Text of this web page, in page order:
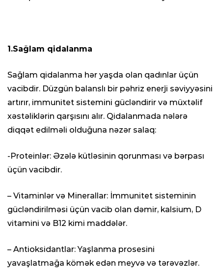
1.Sağlam qidalanma
Sağlam qidalanma hər yaşda olan qadınlar üçün
vacibdir. Düzgün balanslı bir pəhriz enerji səviyyəsini
artırır, immunitet sistemini gücləndirir və müxtəlif
xəstəliklərin qarşısını alır. Qidalanmada nələrə
diqqət edilməli olduğuna nəzər salaq:
-Proteinlər: Əzələ kütləsinin qorunması və bərpası
üçün vacibdir.
– Vitaminlər və Minerallar: İmmunitet sisteminin
gücləndirilməsi üçün vacib olan dəmir, kalsium, D
vitamini və B12 kimi maddələr.
– Antioksidantlar: Yaşlanma prosesini
yavaşlatmağa kömək edən meyvə və tərəvəzlər.